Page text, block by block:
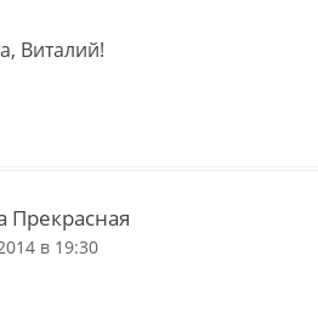
Виталий!
Прекрасная
в 19:30